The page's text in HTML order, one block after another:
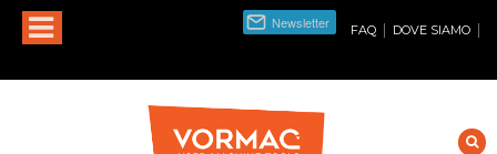
FAQ | DOVE SIAMO |